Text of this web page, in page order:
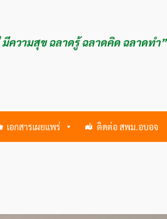
มีความสุข ฉลาดรู้ ฉลาดคิด ฉลาดทำ”
เอกสารเผยแพร่ ติดต่อ สพม.อบอจ